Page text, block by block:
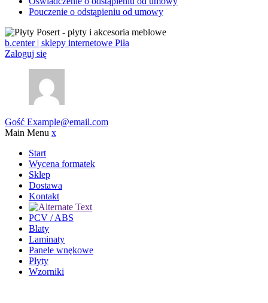
Pouczenie o odstąpieniu od umowy
b.center | sklepy internetowe Piła
Zaloguj się
Gość Example@email.com
Main Menu x
Start
Wycena formatek
Sklep
Dostawa
Kontakt
PCV / ABS
Blaty
Laminaty
Panele wnękowe
Płyty
Wzorniki